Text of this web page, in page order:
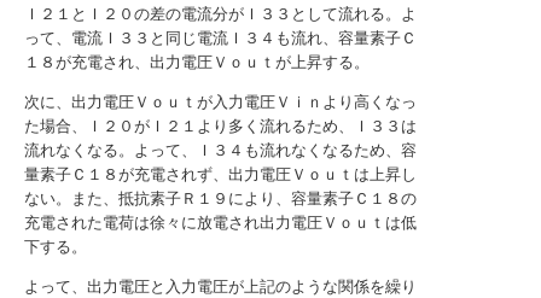
Ｉ２１とＩ２０の差の電流分がＩ３３として流れる。よ
って、電流Ｉ３３と同じ電流Ｉ３４も流れ、容量素子Ｃ
１８が充電され、出力電圧Ｖｏｕｔが上昇する。
次に、出力電圧Ｖｏｕｔが入力電圧Ｖｉｎより高くなっ
た場合、Ｉ２０がＩ２１より多く流れるため、Ｉ３３は
流れなくなる。よって、Ｉ３４も流れなくなるため、容
量素子Ｃ１８が充電されず、出力電圧Ｖｏｕｔは上昇し
ない。また、抵抗素子Ｒ１９により、容量素子Ｃ１８の
充電された電荷は徐々に放電され出力電圧Ｖｏｕｔは低
下する。
よって、出力電圧と入力電圧が上記のような関係を繰り